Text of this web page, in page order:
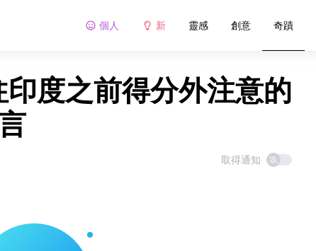
個人 新 靈感 創意 奇蹟
度之前得分外注意的
取得通知